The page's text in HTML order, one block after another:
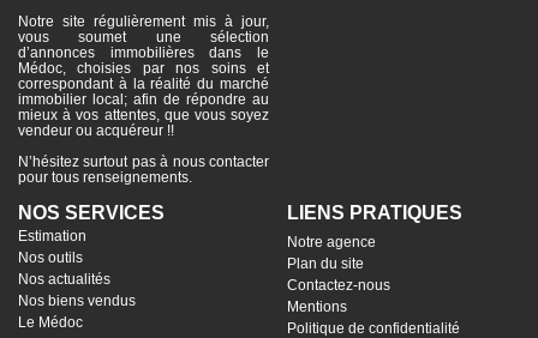
Notre site régulièrement mis à jour,
vous soumet une sélection
d’annonces immobilières dans le
Médoc, choisies par nos soins et
correspondant à la réalité du marché
immobilier local; afin de répondre au
mieux à vos attentes, que vous soyez
vendeur ou acquéreur !!
N’hésitez surtout pas à nous contacter
pour tous renseignements.
NOS SERVICES
Estimation
Nos outils
Nos actualités
Nos biens vendus
Le Médoc
LIENS PRATIQUES
Notre agence
Plan du site
Contactez-nous
Mentions
Politique de confidentialité